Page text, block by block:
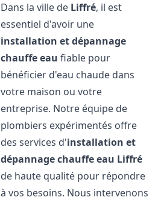
Dans la ville de Liffré, il est
essentiel d'avoir une
installation et dépannage
chauffe eau fiable pour
bénéficier d'eau chaude dans
votre maison ou votre
entreprise. Notre équipe de
plombiers expérimentés offre
des services d'installation et
dépannage chauffe eau Liffré
de haute qualité pour répondre
à vos besoins. Nous intervenons